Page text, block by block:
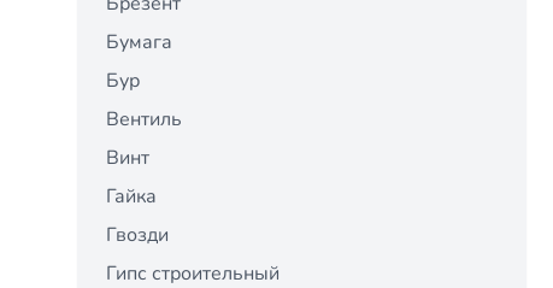
Бумага
Бур
Вентиль
Винт
Гайка
Гвозди
Гипс строительный